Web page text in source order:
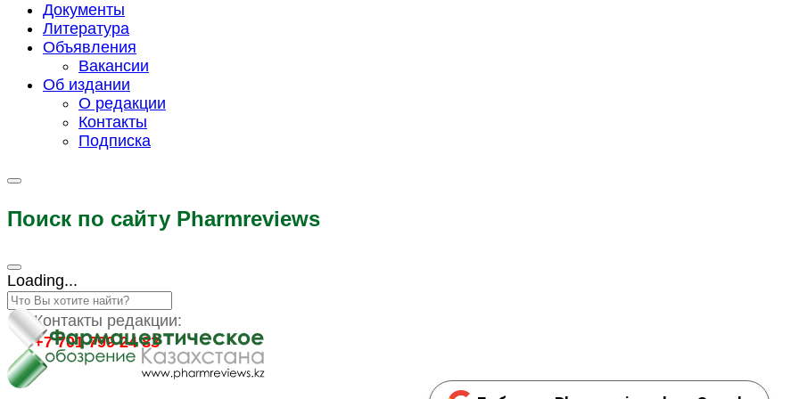
Документы
Литература
Объявления
Вакансии
Об издании
О редакции
Контакты
Подписка
Поиск по сайту Pharmreviews
Loading...
Контакты редакции:
+7 701 799 24 83